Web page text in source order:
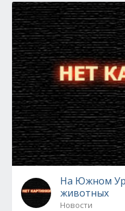
На Южном
животных
Новости